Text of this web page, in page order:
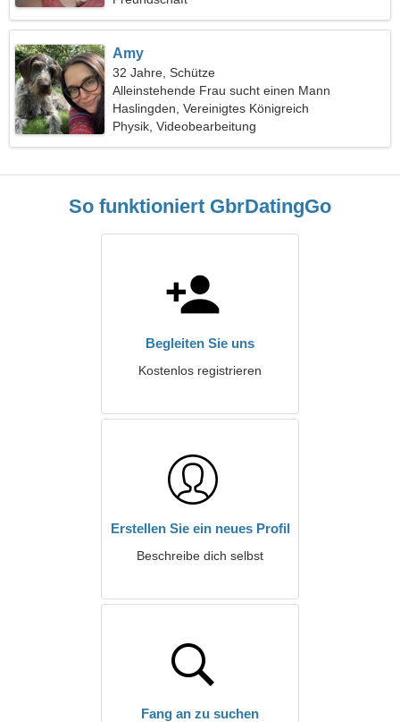
Amy
32 Jahre, Schütze
Alleinstehende Frau sucht einen Mann
Haslingden, Vereinigtes Königreich
Physik, Videobearbeitung
So funktioniert GbrDatingGo
Begleiten Sie uns
Kostenlos registrieren
Erstellen Sie ein neues Profil
Beschreibe dich selbst
Fang an zu suchen